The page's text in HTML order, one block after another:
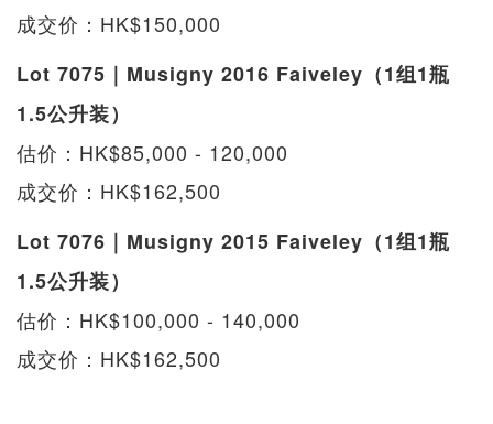
成交价：HK$150,000
Lot 7075｜Musigny 2016 Faiveley（1组1瓶
1.5公升装）
估价：HK$85,000 - 120,000
成交价：HK$162,500
Lot 7076｜Musigny 2015 Faiveley（1组1瓶
1.5公升装）
估价：HK$100,000 - 140,000
成交价：HK$162,500